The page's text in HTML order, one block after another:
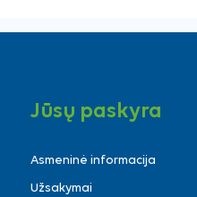
Jūsų paskyra
Asmeninė informacija
Užsakymai